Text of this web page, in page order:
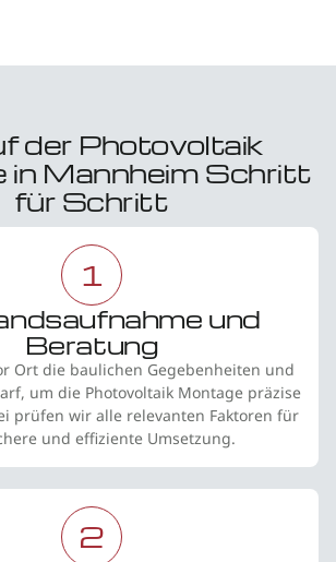
der Photovoltaik
in Mannheim Schritt
für Schritt
1
und
Beratung
Ort die baulichen Gegebenheiten und
um die Photovoltaik Montage präzise
prüfen wir alle relevanten Faktoren für
und effiziente Umsetzung.
2